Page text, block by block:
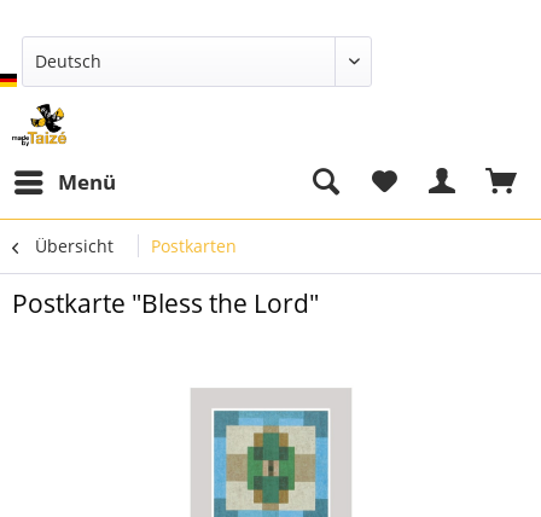
Deutsch
Menü
Übersicht Postkarten
Postkarte "Bless the Lord"